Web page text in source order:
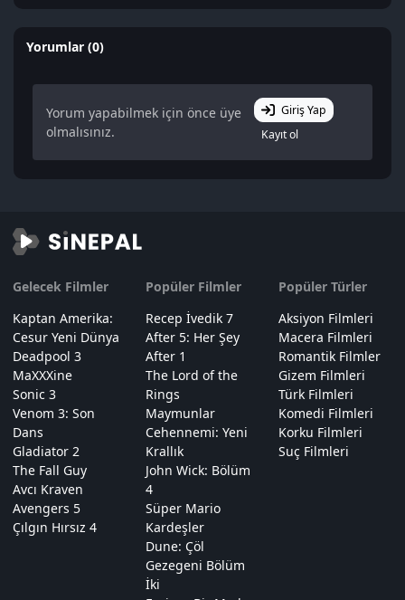
Yorumlar (0)
Yorum yapabilmek için önce üye
olmalısınız.
Giriş Yap
Kayıt ol
Gelecek Filmler
Kaptan Amerika:
Cesur Yeni Dünya
Deadpool 3
MaXXXine
Sonic 3
Venom 3: Son
Dans
Gladiator 2
The Fall Guy
Avcı Kraven
Avengers 5
Çılgın Hırsız 4
Popüler Filmler
Recep İvedik 7
After 5: Her Şey
After 1
The Lord of the
Rings
Maymunlar
Cehennemi: Yeni
Krallık
John Wick: Bölüm
4
Süper Mario
Kardeşler
Dune: Çöl
Gezegeni Bölüm
İki
Popüler Türler
Aksiyon Filmleri
Macera Filmleri
Romantik Filmler
Gizem Filmleri
Türk Filmleri
Komedi Filmleri
Korku Filmleri
Suç Filmleri